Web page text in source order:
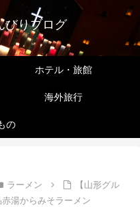
びりブログ
ホテル・旅館
海外旅行
の
ラーメン
【山形グル
湯からみそラーメン